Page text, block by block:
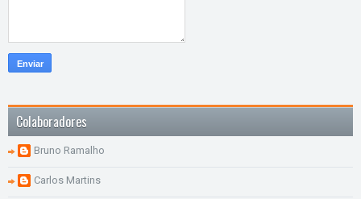
Colaboradores
Bruno Ramalho
Carlos Martins